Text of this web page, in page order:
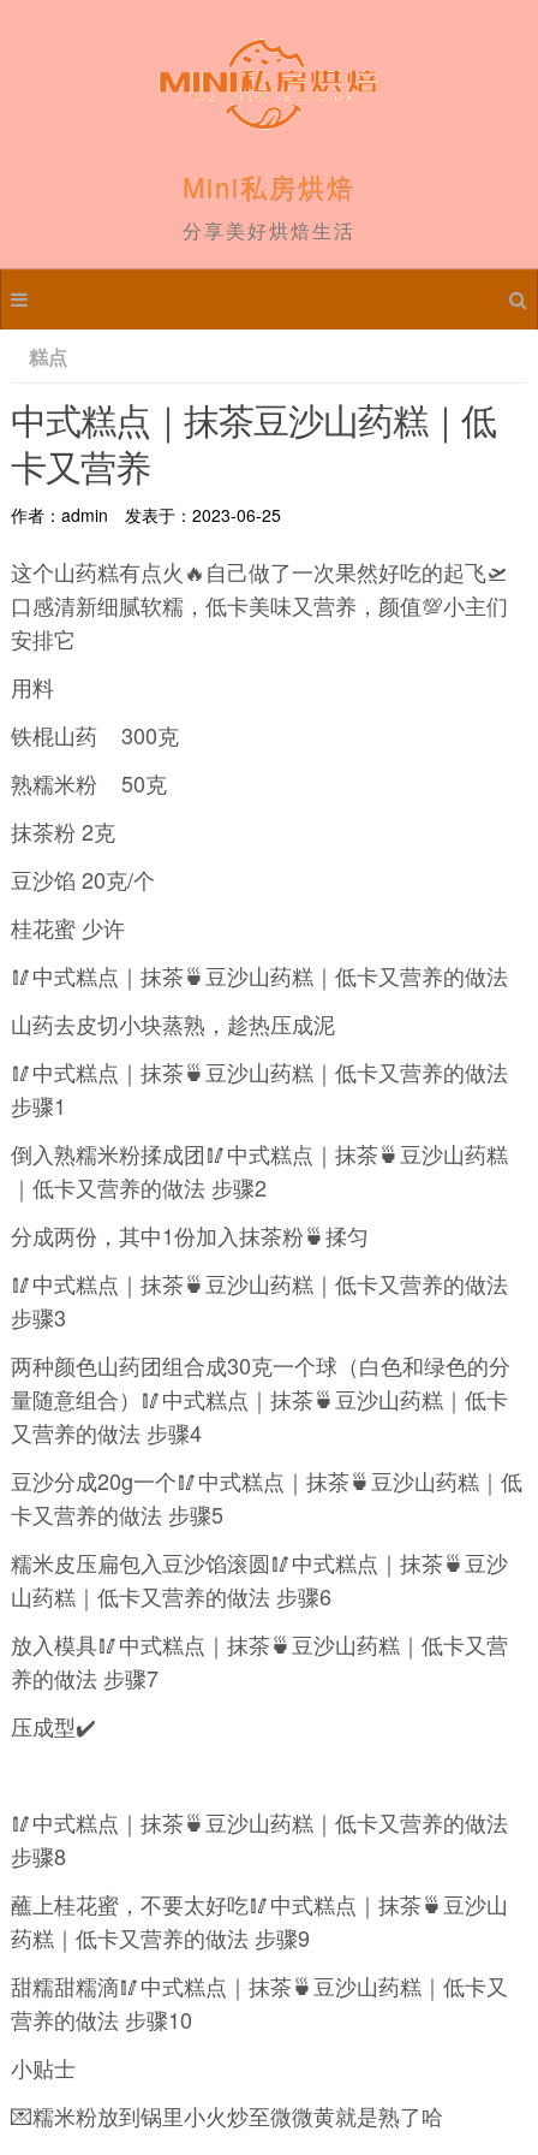
Mini私房烘焙
分享美好烘焙生活
糕点
中式糕点｜抹茶豆沙山药糕｜低
卡又营养
作者：admin 发表于：2023-06-25
这个山药糕有点火🔥自己做了一次果然好吃的起飞🛫
口感清新细腻软糯，低卡美味又营养，颜值💯小主们
安排它
用料
铁棍山药 300克
熟糯米粉 50克
抹茶粉 2克
豆沙馅 20克/个
桂花蜜 少许
🥢中式糕点｜抹茶🍵豆沙山药糕｜低卡又营养的做法
山药去皮切小块蒸熟，趁热压成泥
🥢中式糕点｜抹茶🍵豆沙山药糕｜低卡又营养的做法
步骤1
倒入熟糯米粉揉成团🥢中式糕点｜抹茶🍵豆沙山药糕
｜低卡又营养的做法 步骤2
分成两份，其中1份加入抹茶粉🍵揉匀
🥢中式糕点｜抹茶🍵豆沙山药糕｜低卡又营养的做法
步骤3
两种颜色山药团组合成30克一个球（白色和绿色的分
量随意组合）🥢中式糕点｜抹茶🍵豆沙山药糕｜低卡
又营养的做法 步骤4
豆沙分成20g一个🥢中式糕点｜抹茶🍵豆沙山药糕｜低
卡又营养的做法 步骤5
糯米皮压扁包入豆沙馅滚圆🥢中式糕点｜抹茶🍵豆沙
山药糕｜低卡又营养的做法 步骤6
放入模具🥢中式糕点｜抹茶🍵豆沙山药糕｜低卡又营
养的做法 步骤7
压成型✔️
🥢中式糕点｜抹茶🍵豆沙山药糕｜低卡又营养的做法
步骤8
蘸上桂花蜜，不要太好吃🥢中式糕点｜抹茶🍵豆沙山
药糕｜低卡又营养的做法 步骤9
甜糯甜糯滴🥢中式糕点｜抹茶🍵豆沙山药糕｜低卡又
营养的做法 步骤10
小贴士
💌糯米粉放到锅里小火炒至微微黄就是熟了哈